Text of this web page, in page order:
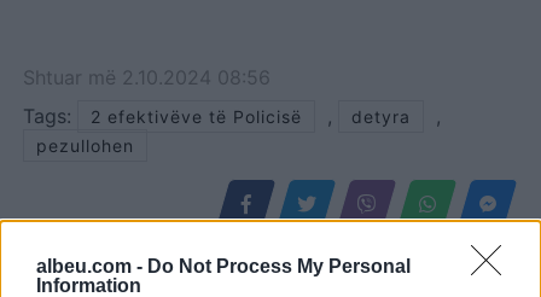
albeu.com - Do Not Process My Personal
Information
Shtuar më 2.10.2024 08:56
Tags:
2 efektivëve të Policisë , detyra ,
pezullohen